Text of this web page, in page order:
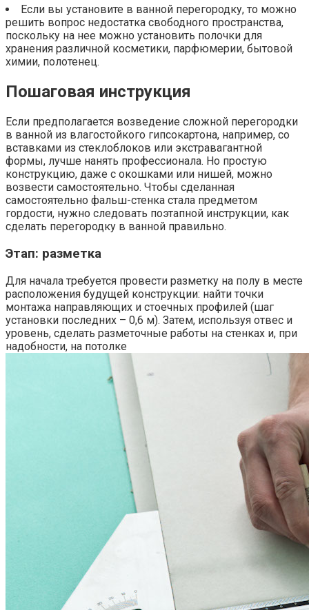
Если вы установите в ванной перегородку, то можно
решить вопрос недостатка свободного пространства,
поскольку на нее можно установить полочки для
хранения различной косметики, парфюмерии, бытовой
химии, полотенец.
Пошаговая инструкция
Если предполагается возведение сложной перегородки
в ванной из влагостойкого гипсокартона, например, со
вставками из стеклоблоков или экстравагантной
формы, лучше нанять профессионала. Но простую
конструкцию, даже с окошками или нишей, можно
возвести самостоятельно. Чтобы сделанная
самостоятельно фальш-стенка стала предметом
гордости, нужно следовать поэтапной инструкции, как
сделать перегородку в ванной правильно.
Этап: разметка
Для начала требуется провести разметку на полу в месте
расположения будущей конструкции: найти точки
монтажа направляющих и стоечных профилей (шаг
установки последних – 0,6 м). Затем, используя отвес и
уровень, сделать разметочные работы на стенках и, при
надобности, на потолке